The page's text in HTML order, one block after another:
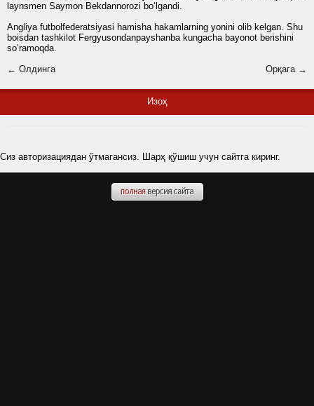
laynsmen Saymon Bekdannorozi bo‘lgandi.
Angliya futbolfederatsiyasi hamisha hakamlarning yonini olib kelgan. Shu
boisdan tashkilot Fergyusondanpayshanba kungacha bayonot berishini
so‘ramoqda.
← Олдинга
Орқага →
Изоҳ
Сиз авторизациядан ўтмагансиз. Шарҳ қўшиш учун сайтга киринг.